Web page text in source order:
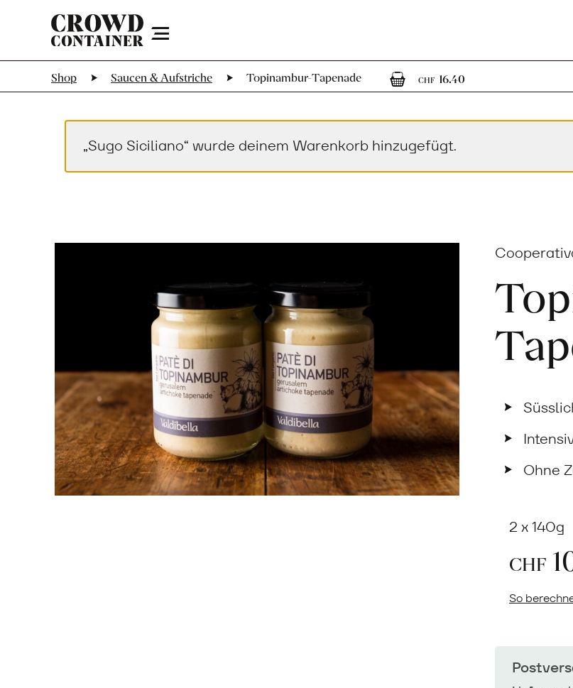
Menu
Shop Saucen & Aufstriche Topinambur-Tapenade
CHF 16.401 Artikel im
„Sugo Siciliano“ wurde deinem Warenkorb hinzugefügt.
Ohne
2 x 140g
CHF
So